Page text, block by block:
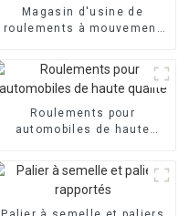
Magasin d'usine de
roulements à mouvement
Roulements pour
automobiles de haute